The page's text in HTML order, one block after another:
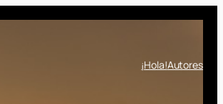
¡Hola!Autores